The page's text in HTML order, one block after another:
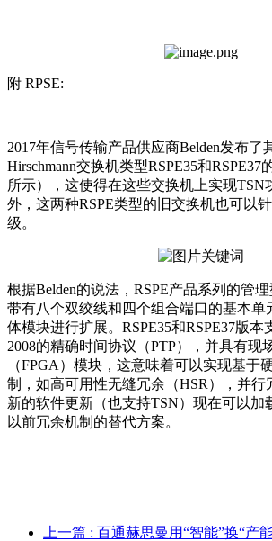
附 RPSE:
2017年信号传输产品供应商Belden发布了
Hirschmann交换机类型RSPE35和RSPE37
所示），这使得在这些交换机上实现TSN
外，这两种RSPE类型的旧交换机也可以
级。
根据Belden的说法，RSPE产品系列的管
带有八个双绞线和四个组合端口的基本单
体模块进行扩展。RSPE35和RSPE37版本
2008的精确时间协议（PTP），并具有现
（FPGA）模块，这意味着可以实现基于
制，如高可用性无缝冗余（HSR），并行
新的软件更新（也支持TSN）现在可以加
以前冗余机制的替代方案。
上一篇 : 百通赫思曼用“智能”换“产